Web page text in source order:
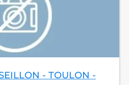
- TOULON -